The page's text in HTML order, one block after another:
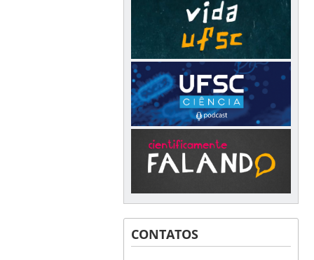
CONTATOS